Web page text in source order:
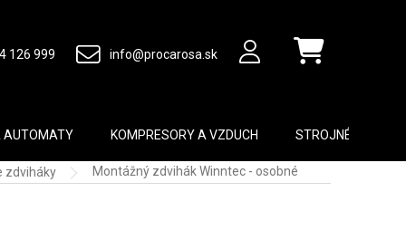
126 999 info@procarosa.sk Nákupný košík
AUTOMATY KOMPRESORY A VZDUCH STROJNÉ
zdviháky Montážný zdvihák Winntec - osobné